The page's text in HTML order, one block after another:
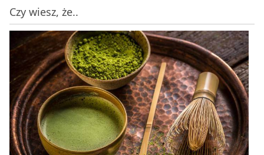
Czy wiesz, że..